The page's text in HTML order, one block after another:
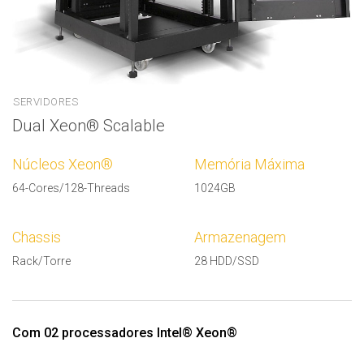
Dual Xeon® Scalable
SERVIDORES
Núcleos Xeon®
64-Cores/128-Threads
Memória Máxima
1024GB
Chassis
Rack/Torre
Armazenagem
28 HDD/SSD
Com 02 processadores Intel® Xeon®